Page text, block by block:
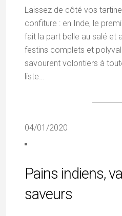
Laissez de côté vos
confiture : en Inde, le
fait la part belle au salé et
festins complets et
savourent volontiers à
liste…
04/01/2020
Pains indiens,
saveurs